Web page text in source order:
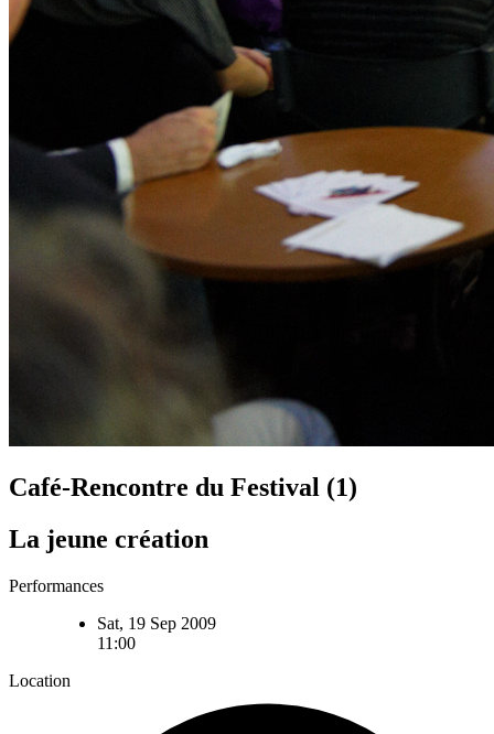
Café-Rencontre du Festival (1)
La jeune création
Performances
Sat, 19 Sep 2009
11:00
Location